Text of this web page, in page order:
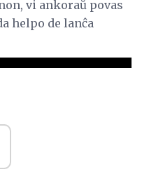
vi ankoraŭ povas
helpo de lanĉa